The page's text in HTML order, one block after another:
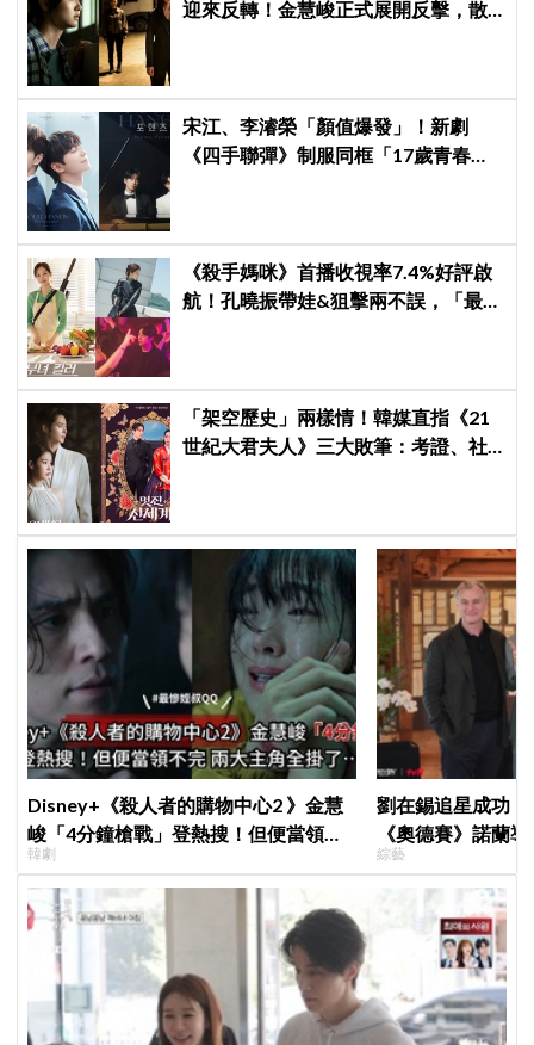
迎來反轉！金慧峻正式展開反擊，散
宋江、李濬榮「顏值爆發」！新劇
《四手聯彈》制服同框「17歲青春神
《殺手媽咪》首播收視率7.4%好評啟
航！孔曉振帶娃&狙擊兩不誤，「最狂
「架空歷史」兩樣情！韓媒直指《21
世紀大君夫人》三大敗筆：考證、社
Disney+《殺人者的購物中心2 》金慧
峻「4分鐘槍戰」登熱搜！但便當領不
完兩大主角全掛了⋯
韓劇
劉在錫追星成功
《奧德賽》諾蘭
比YA幸福笑容藏
綜藝